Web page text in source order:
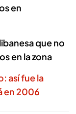
en
que no
en la zona
así fue la
en 2006